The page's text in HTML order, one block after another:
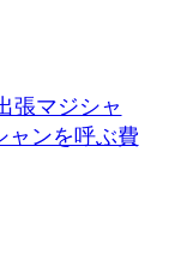
張マジシャ
ャンを呼ぶ費